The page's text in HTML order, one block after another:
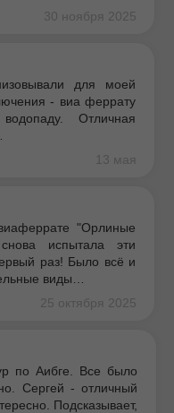
30 ноября 2025
для моей
- виа феррату
Отличная
13 мая
"Орлиные
испытала эти
раз! Было всё и
виды…
25 октября 2025
по Аибге. Все было
Сергей - отличный
Подсказывает,